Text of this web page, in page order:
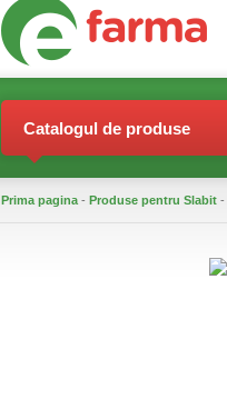
Catalogul de produse
Prima pagina - Produse pentru Slabit -